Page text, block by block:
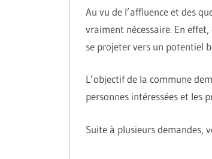
Au vu de l’affluence et des
vraiment nécessaire. En
se projeter vers un potentiel
L’objectif de la commune
personnes intéressées et les
Suite à plusieurs demandes,